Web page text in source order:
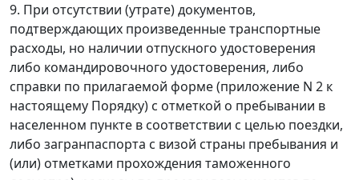
9. При отсутствии (утрате) документов,
подтверждающих произведенные транспортные
расходы, но наличии отпускного удостоверения
либо командировочного удостоверения, либо
справки по прилагаемой форме (приложение N 2 к
настоящему Порядку) с отметкой о пребывании в
населенном пункте в соответствии с целью поездки,
либо загранпаспорта с визой страны пребывания и
(или) отметками прохождения таможенного